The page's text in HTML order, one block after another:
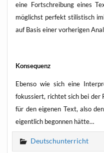
eine Fort­schrei­bung eines
mög­lichst per­fekt sti­lis­tisch
auf Basis einer vor­he­ri­gen
Kon­se­quenz
Eben­so wie sich eine
fokus­siert, rich­tet sich bei der
für den eige­nen Text, also
eigent­lich begon­nen hätte…
Deutschunterricht